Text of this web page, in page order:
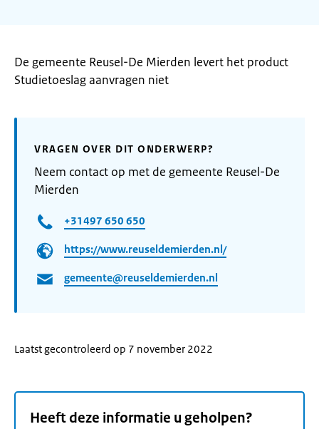
De gemeente Reusel-De Mierden levert het product
Studietoeslag aanvragen niet
VRAGEN OVER DIT ONDERWERP?
Neem contact op met de gemeente Reusel-De
Mierden
+31497 650 650
https://www.reuseldemierden.nl/
gemeente@reuseldemierden.nl
Laatst gecontroleerd op 7 november 2022
Heeft deze informatie u geholpen?